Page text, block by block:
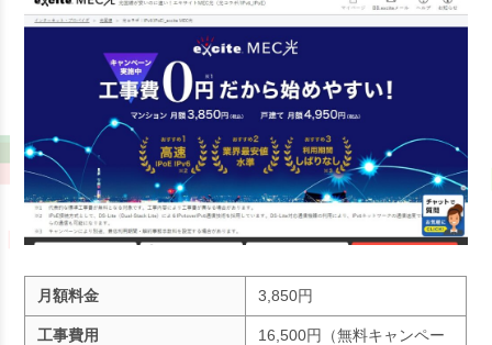
月額料金 3,850円
工事費用
16,500円（無料キャンペー